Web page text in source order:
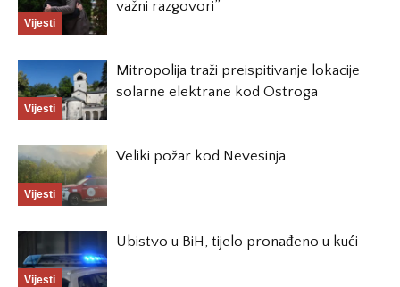
Vijesti
važni razgovori”
Vijesti
Mitropolija traži preispitivanje lokacije
solarne elektrane kod Ostroga
Vijesti
Veliki požar kod Nevesinja
Vijesti
Ubistvo u BiH, tijelo pronađeno u kući